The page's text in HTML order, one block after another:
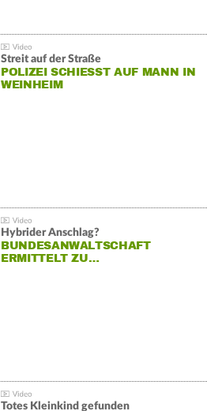
Streit auf der Straße
POLIZEI SCHIESST AUF MANN IN W
EINHEIM
Hybrider Anschlag?
BUNDESANWALTSCHAFT
ERMITTELT ZU…
Totes Kleinkind gefunden